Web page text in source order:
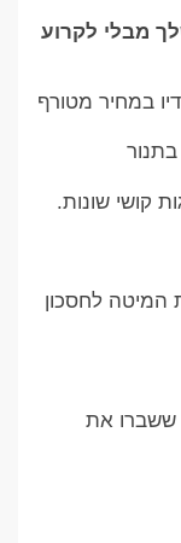
מבלי לקרוע
במחיר מטורף
לחסכון
ששברו את